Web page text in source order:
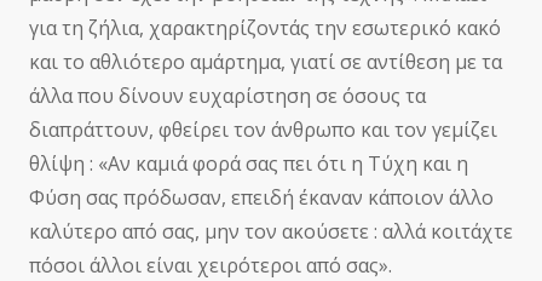
για τη ζήλια, χαρακτηρίζοντάς την εσωτερικό κακό
και το αθλιότερο αμάρτημα, γιατί σε αντίθεση με τα
άλλα που δίνουν ευχαρίστηση σε όσους τα
διαπράττουν, φθείρει τον άνθρωπο και τον γεμίζει
θλίψη : «Αν καμιά φορά σας πει ότι η Τύχη και η
Φύση σας πρόδωσαν, επειδή έκαναν κάποιον άλλο
καλύτερο από σας, μην τον ακούσετε : αλλά κοιτάχτε
πόσοι άλλοι είναι χειρότεροι από σας».